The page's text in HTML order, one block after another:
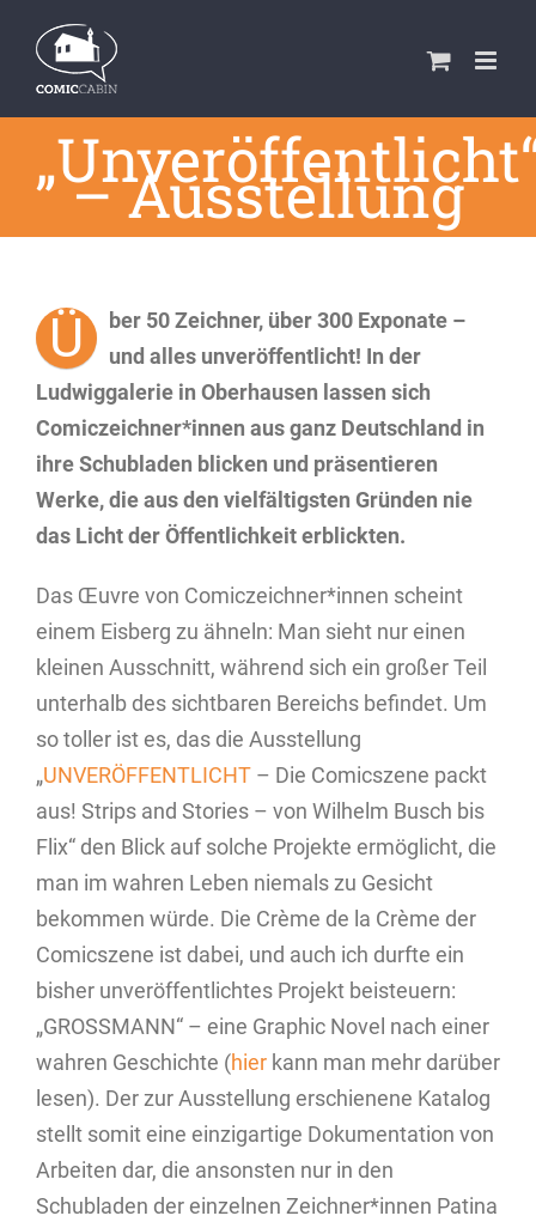
Inhalt
springen
– Ausstellung
Ü
ber 50 Zeichner, über 300 Exponate –
und alles unveröffentlicht! In der
Ludwiggalerie in Oberhausen lassen sich
Comiczeichner*innen aus ganz Deutschland in
ihre Schubladen blicken und präsentieren
Werke, die aus den vielfältigsten Gründen nie
das Licht der Öffentlichkeit erblickten.
Das Œuvre von Comiczeichner*innen scheint
einem Eisberg zu ähneln: Man sieht nur einen
kleinen Ausschnitt, während sich ein großer Teil
unterhalb des sichtbaren Bereichs befindet. Um
so toller ist es, das die Ausstellung
„UNVERÖFFENTLICHT– Die Comicszene packt
aus! Strips and Stories – von Wilhelm Busch bis
Flix“ den Blick auf solche Projekte ermöglicht, die
man im wahren Leben niemals zu Gesicht
bekommen würde. Die Crème de la Crème der
Comicszene ist dabei, und auch ich durfte ein
bisher unveröffentlichtes Projekt beisteuern:
„GROSSMANN“ – eine Graphic Novel nach einer
wahren Geschichte (hierkann man mehr darüber
lesen). Der zur Ausstellung erschienene Katalog
stellt somit eine einzigartige Dokumentation von
Arbeiten dar, die ansonsten nur in den
Schubladen der einzelnen Zeichner*innen Patina